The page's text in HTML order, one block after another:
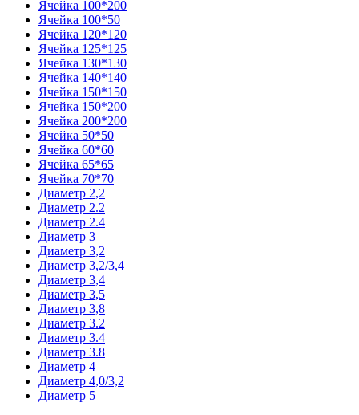
Ячейка 100*200
Ячейка 100*50
Ячейка 120*120
Ячейка 125*125
Ячейка 130*130
Ячейка 140*140
Ячейка 150*150
Ячейка 150*200
Ячейка 200*200
Ячейка 50*50
Ячейка 60*60
Ячейка 65*65
Ячейка 70*70
Диаметр 2,2
Диаметр 2.2
Диаметр 2.4
Диаметр 3
Диаметр 3,2
Диаметр 3,2/3,4
Диаметр 3,4
Диаметр 3,5
Диаметр 3,8
Диаметр 3.2
Диаметр 3.4
Диаметр 3.8
Диаметр 4
Диаметр 4,0/3,2
Диаметр 5